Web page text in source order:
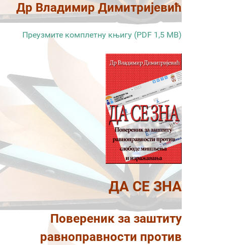
Др Владимир Димитријевић
Преузмите комплетну књигу (PDF 1,5 MB)
ДА СЕ ЗНА
Повереник за заштиту
равноправности против